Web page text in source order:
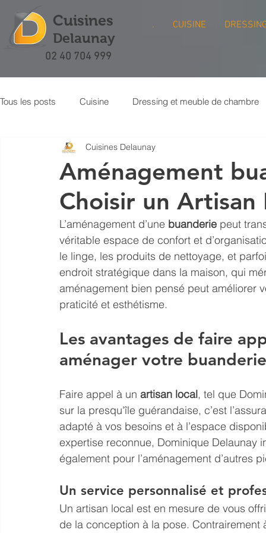
. CUISINE
Cuisines
Delaunay
02 40 704 999
Tous les posts Cuisine Dressing et meuble de chambre
Meuble bibliothèque Buanderie
Aménagement
Choisir un Artisan
Cuisines Delaunay
L’aménagement d’une buanderie peut
véritable espace de confort et
le linge, les produits de nettoyage, et
endroit stratégique dans la maison, qui
aménagement bien pensé peut améliorer
praticité et esthétisme.
Les avantages de faire
aménager votre buanderie
Faire appel à un artisan local, tel que
sur la presqu'île guérandaise, c’est
adapté à vos besoins et à l’espace
expertise reconnue, Dominique Delaunay
également pour l’aménagement d’autres
Un service personnalisé et
Un artisan local est en mesure de vous
de la conception à la pose.